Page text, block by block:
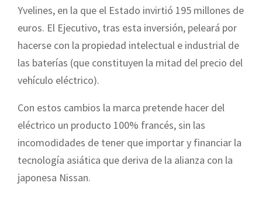
Yvelines, en la que el Estado invirtió 195 millones de
euros. El Ejecutivo, tras esta inversión, peleará por
hacerse con la propiedad intelectual e industrial de
las baterías (que constituyen la mitad del precio del
vehículo eléctrico).
Con estos cambios la marca pretende hacer del
eléctrico un producto 100% francés, sin las
incomodidades de tener que importar y financiar la
tecnología asiática que deriva de la alianza con la
japonesa Nissan.